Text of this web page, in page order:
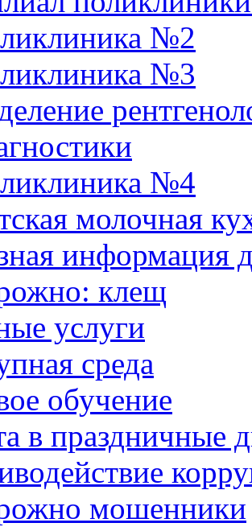
№2
№3
№4
молочная
информация
клещ
услуги
среда
обучение
в праздничные
мошенники